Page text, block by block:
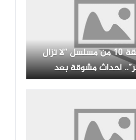
موعد عرض الحلقة 10 من مسلسل “لا تزال
أحداث مشوقة بعد